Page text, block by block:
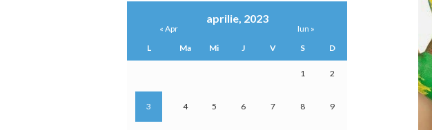
aprilie, 2023
L Ma Mi J V S D
« Apr Iun »
1 2
3 4 5 6 7 8 9